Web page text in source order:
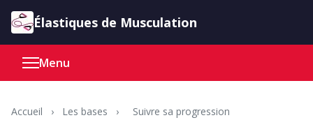
Aller au contenu
Élastiques de Musculation
Menu
Accueil › Les bases › Suivre sa progression